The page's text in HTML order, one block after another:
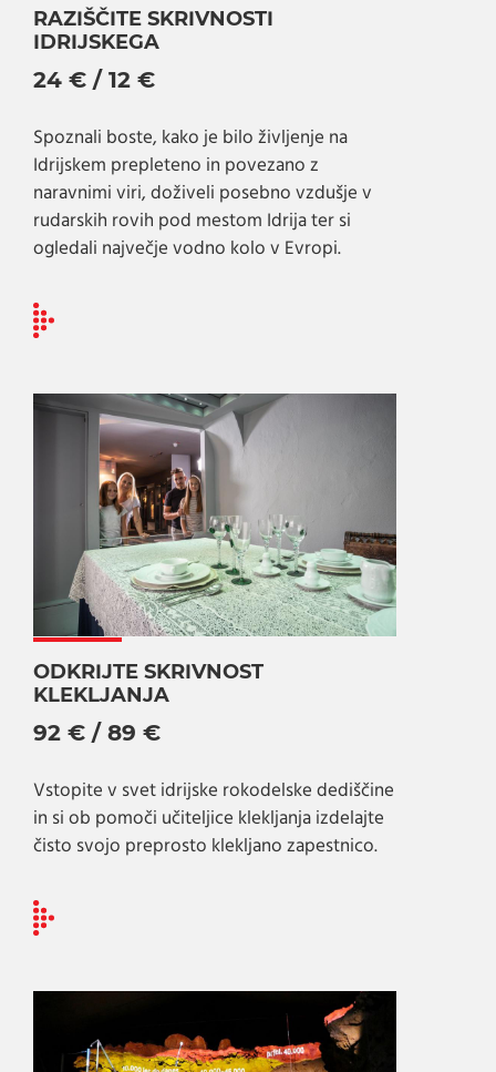
RAZIŠČITE SKRIVNOSTI
IDRIJSKEGA
24 € / 12 €
Spoznali boste, kako je bilo življenje na
Idrijskem prepleteno in povezano z
naravnimi viri, doživeli posebno vzdušje v
rudarskih rovih pod mestom Idrija ter si
ogledali največje vodno kolo v Evropi.
ODKRIJTE SKRIVNOST
KLEKLJANJA
92 € / 89 €
Vstopite v svet idrijske rokodelske dediščine
in si ob pomoči učiteljice klekljanja izdelajte
čisto svojo preprosto klekljano zapestnico.